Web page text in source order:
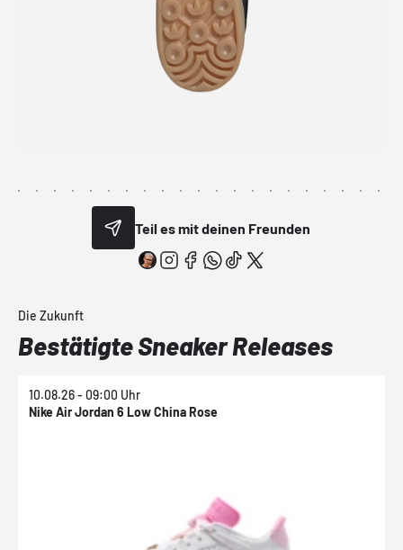
Teil es mit deinen Freunden
Die Zukunft
Bestätigte Sneaker Releases
10.08.26 - 09:00 Uhr
Nike Air Jordan 6 Low China Rose